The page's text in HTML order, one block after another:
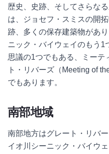
歴史、史跡、そしてさらな
は、ジョセフ・スミスの開
跡、多くの保存建築物があ
ニック・バイウェイのもう1
思議の1つでもある、ミーテ
ト・リバーズ（Meeting of
でもあります。
南部地域
南部地方はグレート・リバ
イオ川シーニック・バイウ